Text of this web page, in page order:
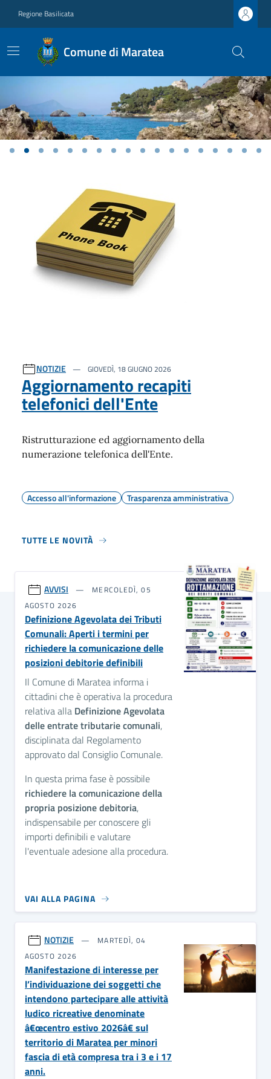
Regione Basilicata
Comune di Maratea
Previous Next
NOTIZIE GIOVEDÌ, 18 GIUGNO 2026
Aggiornamento recapiti
telefonici dell'Ente
Ristrutturazione ed aggiornamento della
numerazione telefonica dell'Ente.
Accesso all'informazione Trasparenza amministrativa
TUTTE LE NOVITÀ
AVVISI
MERCOLEDÌ, 05
AGOSTO 2026
Definizione Agevolata dei Tributi
Comunali: Aperti i termini per
richiedere la comunicazione delle
posizioni debitorie definibili
Il Comune di Maratea informa i
cittadini che è operativa la procedura
relativa alla Definizione Agevolata
delle entrate tributarie comunali,
disciplinata dal Regolamento
approvato dal Consiglio Comunale.
In questa prima fase è possibile
richiedere la comunicazione della
propria posizione debitoria,
indispensabile per conoscere gli
importi definibili e valutare
l'eventuale adesione alla procedura.
VAI ALLA PAGINA
NOTIZIE
MARTEDÌ, 04
AGOSTO 2026
Manifestazione di interesse per
l’individuazione dei soggetti che
intendono partecipare alle attività
ludico ricreative denominate
â€œcentro estivo 2026â€ sul
territorio di Maratea per minori
fascia di età compresa tra i 3 e i 17
anni.